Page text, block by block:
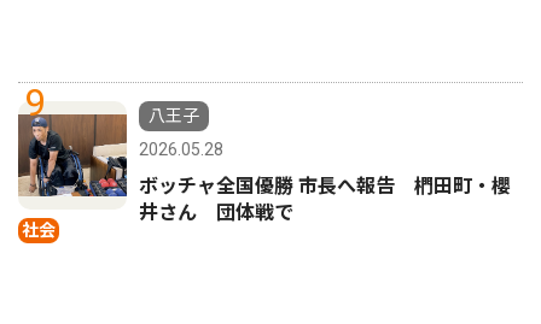
9
社会
八王子
2026.05.28
ボッチャ全国優勝 市長へ報告 椚田町・櫻
井さん 団体戦で